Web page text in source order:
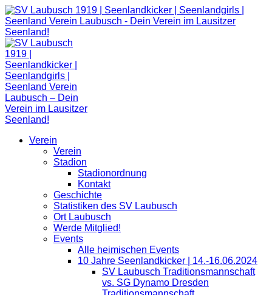
Zum
Inhalt
springen
Verein
Verein
Stadion
Stadionordnung
Kontakt
Geschichte
Statistiken des SV Laubusch
Ort Laubusch
Werde Mitglied!
Events
Alle heimischen Events
10 Jahre Seenlandkicker | 14.-16.06.2024
SV Laubusch Traditionsmannschaft
vs. SG Dynamo Dresden